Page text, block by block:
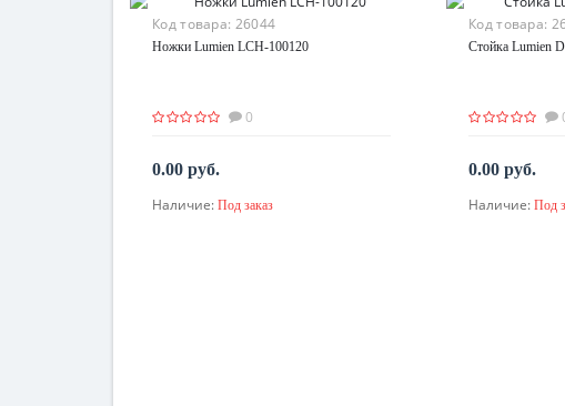
Код товара: 26044
Ножки Lumien LCH-100120
0
0.00 руб.
По запросу
Наличие: Под заказ
Код товара:
Стойка Lumien
0.00 руб.
По
Наличие: Под